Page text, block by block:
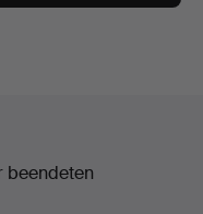
beendeten